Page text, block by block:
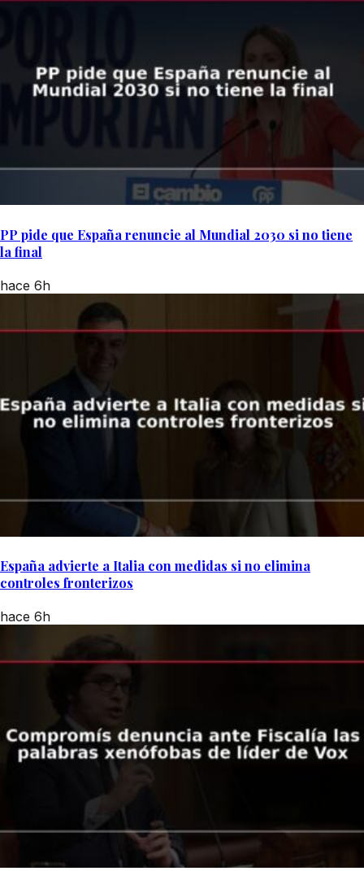
PP pide que España renuncie al Mundial 2030 si no tiene
la final
hace 6h
España advierte a Italia con medidas si no elimina
controles fronterizos
hace 6h